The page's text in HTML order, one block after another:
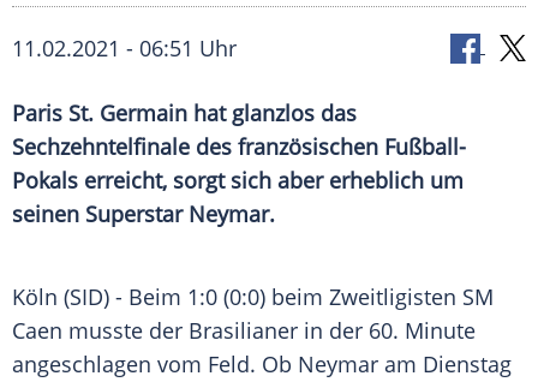
11.02.2021 - 06:51 Uhr
Paris St. Germain hat glanzlos das
Sechzehntelfinale des französischen Fußball-
Pokals erreicht, sorgt sich aber erheblich um
seinen Superstar Neymar.
Köln (SID) - Beim 1:0 (0:0) beim Zweitligisten SM
Caen musste der Brasilianer in der 60. Minute
angeschlagen vom Feld. Ob Neymar am Dienstag